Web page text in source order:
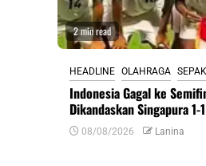
2 min read
HEADLINE OLAHRAGA
Indonesia Gagal ke
Dikandaskan Singapura 1-1
08/08/2026 Lanina